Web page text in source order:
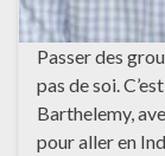
Passer des
pas de soi.
Barthelemy,
pour aller en